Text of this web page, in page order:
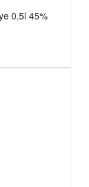
0,5l 45%